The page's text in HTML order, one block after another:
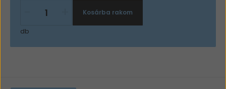
db
Kosárba rakom